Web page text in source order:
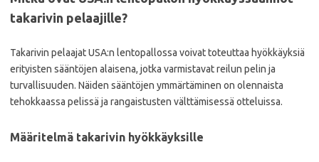
takarivin pelaajille?
Takarivin pelaajat USA:n lentopallossa voivat toteuttaa hyökkäyksiä
erityisten sääntöjen alaisena, jotka varmistavat reilun pelin ja
turvallisuuden. Näiden sääntöjen ymmärtäminen on olennaista
tehokkaassa pelissä ja rangaistusten välttämisessä otteluissa.
Määritelmä takarivin hyökkäyksille